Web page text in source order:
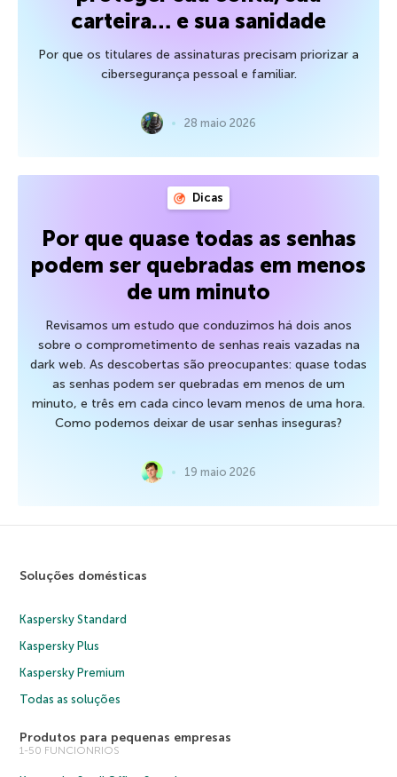
carteira… e sua sanidade
Por que os titulares de assinaturas precisam priorizar a
cibersegurança pessoal e familiar.
28 maio 2026
Dicas
Por que quase todas as senhas
podem ser quebradas em menos
de um minuto
Revisamos um estudo que conduzimos há dois anos
sobre o comprometimento de senhas reais vazadas na
dark web. As descobertas são preocupantes: quase todas
as senhas podem ser quebradas em menos de um
minuto, e três em cada cinco levam menos de uma hora.
Como podemos deixar de usar senhas inseguras?
19 maio 2026
Soluções domésticas
Kaspersky Standard
Kaspersky Plus
Kaspersky Premium
Todas as soluções
Produtos para pequenas empresas
1-50 FUNCIONRIOS